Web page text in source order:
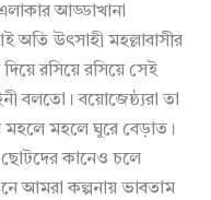
আড্ডাখানা
উৎসাহী মহল্লাবাসীর
দিয়ে রসিয়ে রসিয়ে সেই
বলতো। বয়োজেষ্ঠ্যরা তা
মহলে ঘুরে বেড়াত।
কানেও চলে
আমরা কল্পনায় ভাবতাম